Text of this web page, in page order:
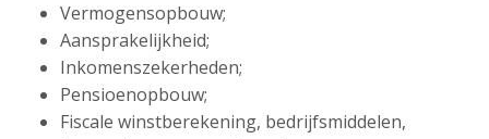
Vermogensopbouw;
Aansprakelijkheid;
Inkomenszekerheden;
Pensioenopbouw;
Fiscale winstberekening, bedrijfsmiddelen,